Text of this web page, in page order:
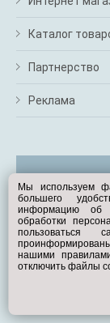
Каталог
Партнерство
Реклама
Мы используем
большего
информацию об
обработки
нашими
отключить файлы